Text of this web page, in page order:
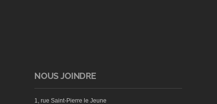
NOUS JOINDRE
1, rue Saint-Pierre le Jeune